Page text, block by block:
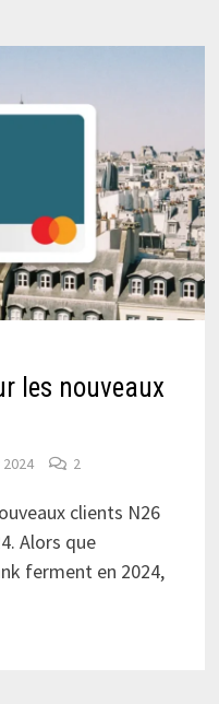
les nouveaux
2
clients N26
Alors que
ferment en 2024,